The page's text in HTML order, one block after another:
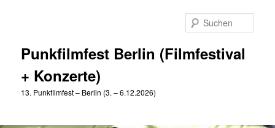
Punkfilmfest Berlin (Filmfestival
+ Konzerte)
13. Punkfilmfest – Berlin (3. – 6.12.2026)